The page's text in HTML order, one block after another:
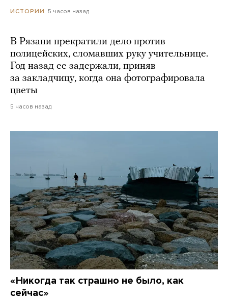
ИСТОРИИ 5 часов назад
В Рязани прекратили дело против
полицейских, сломавших руку учительнице.
Год назад ее задержали, приняв
за закладчицу, когда она фотографировала
цветы
5 часов назад
«Никогда так страшно не было, как
сейчас»